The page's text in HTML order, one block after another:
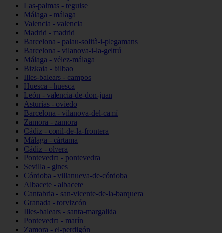
Las-palmas - teguise
Málaga - málaga
Valencia - valencia
Madrid - madrid
Barcelona - palau-solità-i-plegamans
Barcelona - vilanova-i-la-geltrú
Málaga - vélez-málaga
Bizkaia - bilbao
Illes-balears - campos
Huesca - huesca
León - valencia-de-don-juan
Asturias - oviedo
Barcelona - vilanova-del-camí
Zamora - zamora
Cádiz - conil-de-la-frontera
Málaga - cártama
Cádiz - olvera
Pontevedra - pontevedra
Sevilla - gines
Córdoba - villanueva-de-córdoba
Albacete - albacete
Cantabria - san-vicente-de-la-barquera
Granada - torvizcón
Illes-balears - santa-margalida
Pontevedra - marín
Zamora - el-perdigón